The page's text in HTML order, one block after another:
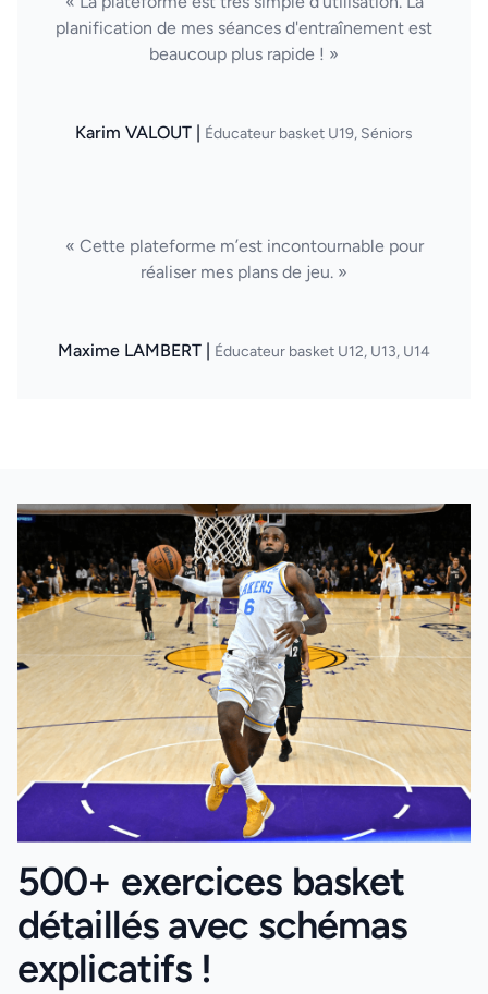
planification de mes séances d'entraînement est
beaucoup plus rapide ! »
Karim VALOUT | Éducateur basket U19, Séniors
« Cette plateforme m’est incontournable pour
réaliser mes plans de jeu. »
Maxime LAMBERT | Éducateur basket U12, U13, U14
500+ exercices basket
détaillés avec schémas
explicatifs !